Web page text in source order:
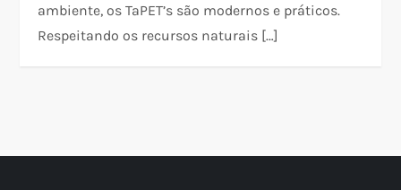
ambiente, os TaPET’s são modernos e práticos.
Respeitando os recursos naturais […]